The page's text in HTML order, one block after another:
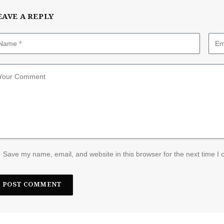
A REPLY
Save my name, email, and website in this browser for the next time I